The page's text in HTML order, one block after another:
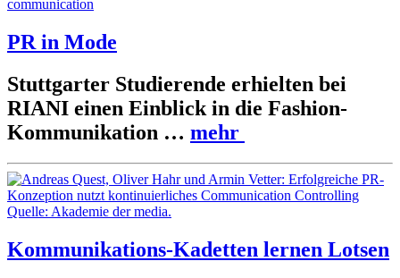
PR in Mode
Stuttgarter Studierende erhielten bei
RIANI einen Einblick in die Fashion-
Kommunikation … mehr
Kommunikations-Kadetten lernen Lotsen